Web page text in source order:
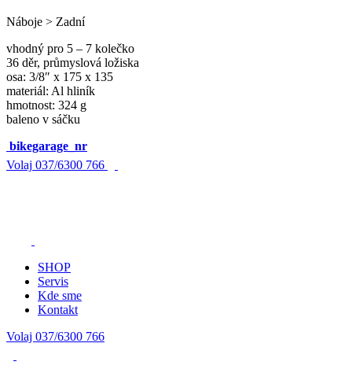
Náboje > Zadní
vhodný pro 5 – 7 kolečko
36 děr, průmyslová ložiska
osa: 3/8″ x 175 x 135
materiál: Al hliník
hmotnost: 324 g
baleno v sáčku
bikegarage_nr
Volaj 037/6300 766
SHOP
Servis
Kde sme
Kontakt
Volaj 037/6300 766